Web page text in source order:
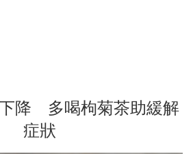
降 多喝枸菊茶助緩解
症狀